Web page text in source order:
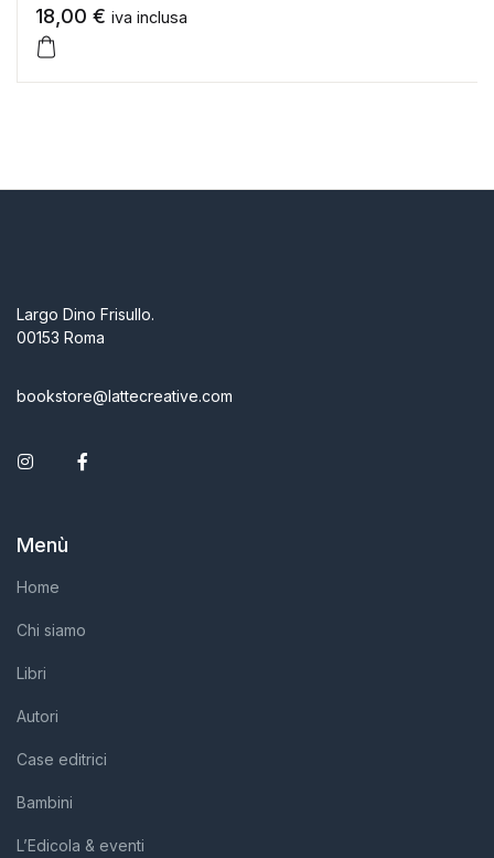
18,00 € iva inclusa
Largo Dino Frisullo.
00153 Roma
bookstore@lattecreative.com
Instagram
Menù
Home
Chi siamo
Libri
Autori
Case editrici
Bambini
L’Edicola & eventi